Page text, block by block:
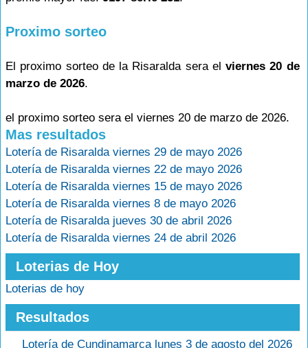
Proximo sorteo
El proximo sorteo de la Risaralda sera elviernes 20 de
marzo de 2026.
el proximo sorteo sera el viernes 20 de marzo de 2026.
Mas resultados
Lotería de Risaralda viernes 29 de mayo 2026
Lotería de Risaralda viernes 22 de mayo 2026
Lotería de Risaralda viernes 15 de mayo 2026
Lotería de Risaralda viernes 8 de mayo 2026
Lotería de Risaralda jueves 30 de abril 2026
Lotería de Risaralda viernes 24 de abril 2026
Loterias de Hoy
Loterias de hoy
Resultados
Lotería de Cundinamarca lunes 3 de agosto del 2026